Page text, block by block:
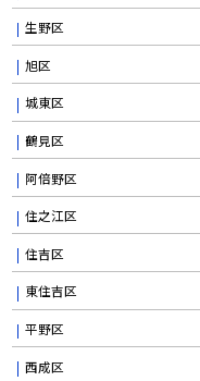
生野区
旭区
城東区
鶴見区
阿倍野区
住之江区
住吉区
東住吉区
平野区
西成区